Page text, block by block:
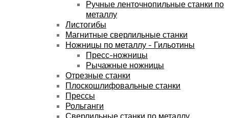
Ручные ленточнопильные станки по
металлу
Листогибы
Магнитные сверлильные станки
Ножницы по металлу - Гильотины
Пресс-ножницы
Рычажные ножницы
Отрезные станки
Плоскошлифовальные станки
Прессы
Рольганги
Сверлильные станки по металлу